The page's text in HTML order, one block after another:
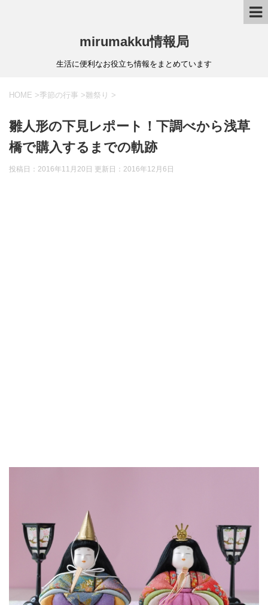
mirumakku情報局
生活に便利なお役立ち情報をまとめています
HOME >季節の行事 >雛祭り >
雛人形の下見レポート！下調べから浅草
橋で購入するまでの軌跡
投稿日：2016年11月20日 更新日： 2016年12月6日